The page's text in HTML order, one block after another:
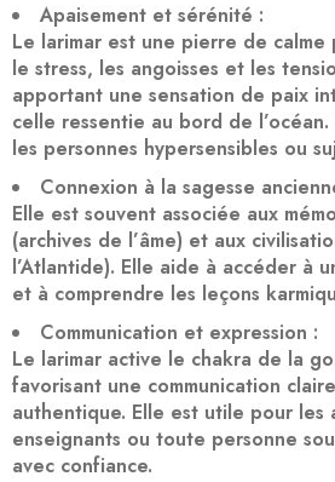
Apaisement et sérénité :
Le larimar est une pierre de calme
le stress, les angoisses et les
apportant une sensation de paix
celle ressentie au bord de
les personnes hypersensibles ou
Connexion à la sagesse
Elle est souvent associée aux
(archives de l’âme) et aux
l’Atlantide). Elle aide à accéder à
et à comprendre les leçons
Communication et expression :
Le larimar active le chakra de la
favorisant une communication
authentique. Elle est utile pour les
enseignants ou toute personne
avec confiance.